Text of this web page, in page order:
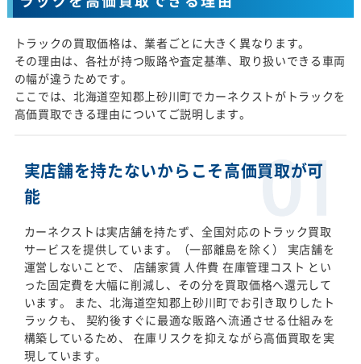
トラックの買取価格は、業者ごとに大きく異なります。
その理由は、各社が持つ販路や査定基準、取り扱いできる車両
の幅が違うためです。
ここでは、北海道空知郡上砂川町でカーネクストがトラックを
高価買取できる理由についてご説明します。
実店舗を持たないからこそ高価買取が可
能
カーネクストは実店舗を持たず、全国対応のトラック買取
サービスを提供しています。（一部離島を除く） 実店舗を
運営しないことで、 店舗家賃 人件費 在庫管理コスト とい
った固定費を大幅に削減し、その分を買取価格へ還元して
います。 また、北海道空知郡上砂川町でお引き取りしたト
ラックも、 契約後すぐに最適な販路へ流通させる仕組みを
構築しているため、 在庫リスクを抑えながら高価買取を実
現しています。